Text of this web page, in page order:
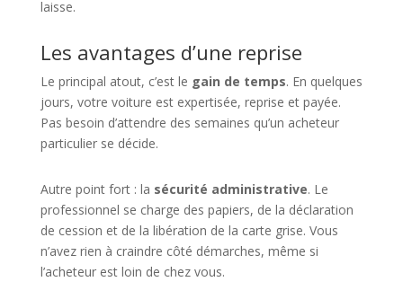
laisse.
Les avantages d’une reprise
Le principal atout, c’est le gain de temps. En quelques
jours, votre voiture est expertisée, reprise et payée.
Pas besoin d’attendre des semaines qu’un acheteur
particulier se décide.
Autre point fort : la sécurité administrative. Le
professionnel se charge des papiers, de la déclaration
de cession et de la libération de la carte grise. Vous
n’avez rien à craindre côté démarches, même si
l’acheteur est loin de chez vous.